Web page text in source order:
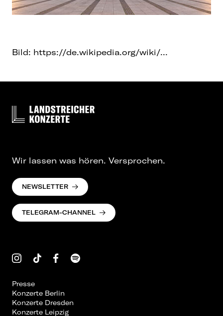
Bild: https://de.wikipedia.org/wiki/...
Wir lassen was hören. Versprochen.
NEWSLETTER
TELEGRAM-CHANNEL
Presse
Konzerte Berlin
Konzerte Dresden
Konzerte Leipzig